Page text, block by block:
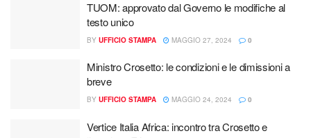
TUOM: approvato dal Governo le modifiche al
testo unico
BY UFFICIO STAMPA MAGGIO 27, 2024 0
Ministro Crosetto: le condizioni e le dimissioni a
breve
BY UFFICIO STAMPA MAGGIO 24, 2024 0
Vertice Italia Africa: incontro tra Crosetto e